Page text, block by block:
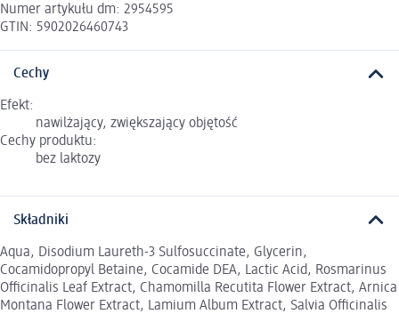
Numer artykułu dm: 2954595
GTIN: 5902026460743
Cechy
Efekt:
nawilżający, zwiększający objętość
Cechy produktu:
bez laktozy
Składniki
Aqua, Disodium Laureth-3 Sulfosuccinate, Glycerin,
Cocamidopropyl Betaine, Cocamide DEA, Lactic Acid, Rosmarinus
Officinalis Leaf Extract, Chamomilla Recutita Flower Extract, Arnica
Montana Flower Extract, Lamium Album Extract, Salvia Officinalis